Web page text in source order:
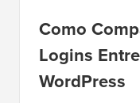
Como
Logins
WordPress